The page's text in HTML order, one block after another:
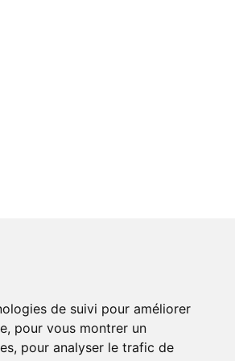
de suivi pour améliorer
pour vous montrer un
pour analyser le trafic de